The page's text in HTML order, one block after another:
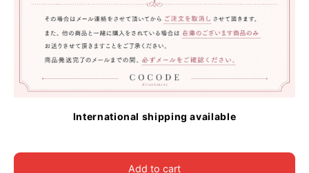
International shipping available
Add to cart